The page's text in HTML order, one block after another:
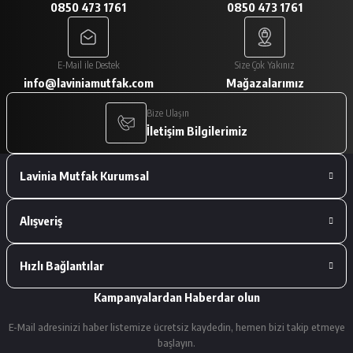
A... V... | 29/01/2026
Paketleme çok iyiydi. Ürünler tam
istediğimiz gibiydi.
A... V... | 29/01/2026
Deneyimini Paylaş
0850 473 1761 0850 473 1761
E-Mail ile Destek
info@laviniamutfak.com
Size Çok Yakınız
Mağazalarımız
Bize Ulaşın
İletişim Bilgilerimiz
Lavinia Mutfak Kurumsal
Alışveriş
Hızlı Bağlantılar
Kampanyalardan Haberdar olun
E-Mail adresinizi haber listemize ücretsiz kaydedin, hemen bizi takip etmeye
başlayın.